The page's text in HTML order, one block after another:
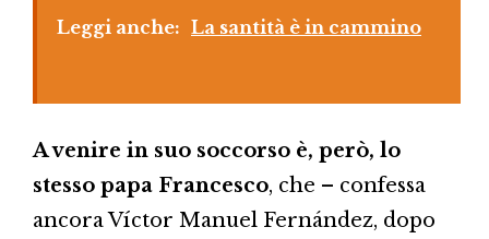
Leggi anche: La santità è in cammino
A venire in suo soccorso è, però, lo
stesso papa Francesco, che – confessa
ancora Víctor Manuel Fernández, dopo